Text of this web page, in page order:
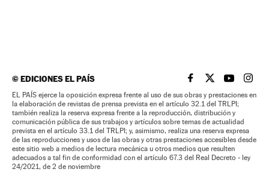
©EDICIONES EL PAÍS EL PAÍS BRASIL EN
EL PAÍSEL PAÍS
EL
EL PAÍS ejerce la oposición expresa frente al uso de sus obras y prestaciones en
la elaboración de revistas de prensa prevista en el artículo 32.1 del TRLPI;
también realiza la reserva expresa frente a la reproducción, distribución y
comunicación pública de sus trabajos y artículos sobre temas de actualidad
prevista en el artículo 33.1 del TRLPI; y, asimismo, realiza una reserva expresa
de las reproducciones y usos de las obras y otras prestaciones accesibles desde
este sitio web a medios de lectura mecánica u otros medios que resulten
adecuados a tal fin de conformidad con el artículo 67.3 del Real Decreto - ley
24/2021, de 2 de noviembre